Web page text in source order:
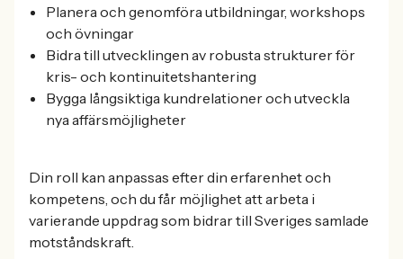
Planera och genomföra utbildningar, workshops
och övningar
Bidra till utvecklingen av robusta strukturer för
kris- och kontinuitetshantering
Bygga långsiktiga kundrelationer och utveckla
nya affärsmöjligheter
Din roll kan anpassas efter din erfarenhet och
kompetens, och du får möjlighet att arbeta i
varierande uppdrag som bidrar till Sveriges samlade
motståndskraft.